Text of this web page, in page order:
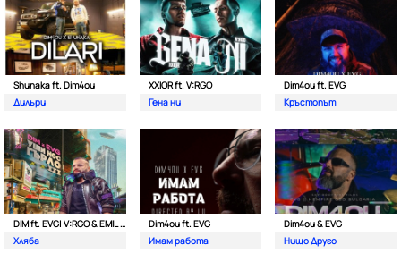
Shunaka ft. Dim4ou
Дилъри
XXIOR ft. V:RGO
Гена ни
Dim4ou ft. EVG
Кръстопът
DIM ft. EVG| V:RGO & EMIL TRF
Хляба
Dim4ou ft. EVG
Имам работа
Dim4ou & EVG
Нищо Друго